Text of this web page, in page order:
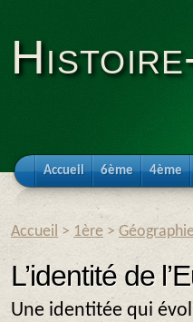
Accueil 6ème 4ème
Accueil > 1ère >
L’identité de
Une identitée qui